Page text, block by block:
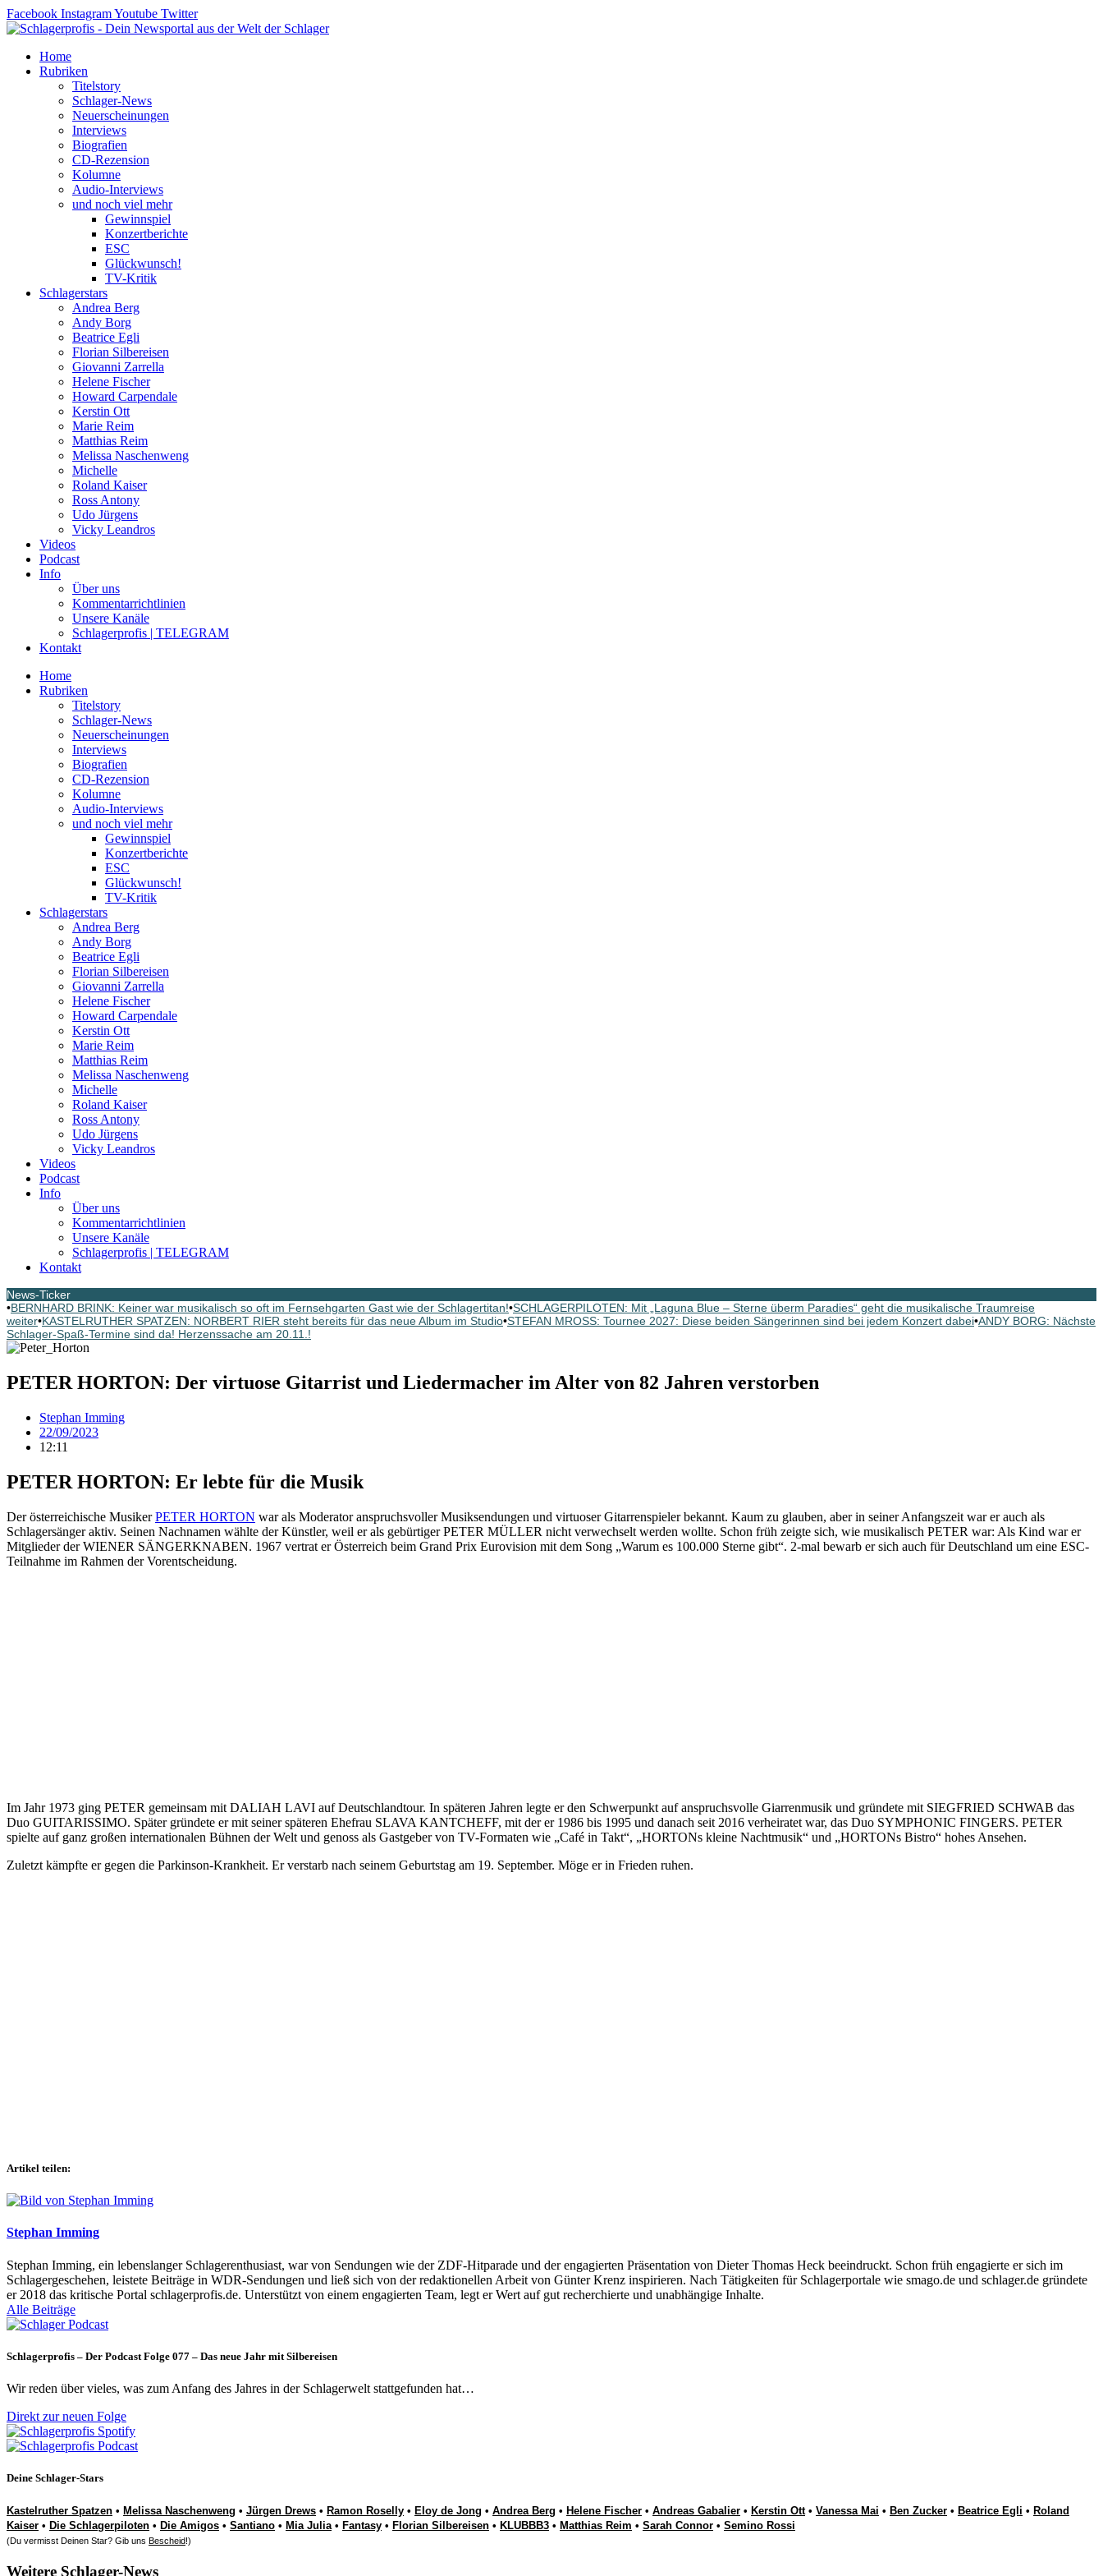
Zum
Inhalt
Facebook InstagramYoutube Twitter
Home
Rubriken
Titelstory
Schlager-News
Neuerscheinungen
Interviews
Biografien
CD-Rezension
Kolumne
Audio-Interviews
und noch viel mehr
Gewinnspiel
Konzertberichte
ESC
Glückwunsch!
TV-Kritik
Schlagerstars
Andrea Berg
Andy Borg
Beatrice Egli
Florian Silbereisen
Giovanni Zarrella
Helene Fischer
Howard Carpendale
Kerstin Ott
Marie Reim
Matthias Reim
Melissa Naschenweng
Michelle
Roland Kaiser
Ross Antony
Udo Jürgens
Vicky Leandros
Videos
Podcast
Info
Über uns
Kommentarrichtlinien
Unsere Kanäle
Schlagerprofis | TELEGRAM
Kontakt
Home
Rubriken
Titelstory
Schlager-News
Neuerscheinungen
Interviews
Biografien
CD-Rezension
Kolumne
Audio-Interviews
und noch viel mehr
Gewinnspiel
Konzertberichte
ESC
Glückwunsch!
TV-Kritik
Schlagerstars
Andrea Berg
Andy Borg
Beatrice Egli
Florian Silbereisen
Giovanni Zarrella
Helene Fischer
Howard Carpendale
Kerstin Ott
Marie Reim
Matthias Reim
Melissa Naschenweng
Michelle
Roland Kaiser
Ross Antony
Udo Jürgens
Vicky Leandros
Videos
Podcast
Info
Über uns
Kommentarrichtlinien
Unsere Kanäle
Schlagerprofis | TELEGRAM
Kontakt
News-Ticker
•BERNHARD BRINK: Keiner war musikalisch so oft im Fernsehgarten Gast wie der Schlagertitan!•SCHLAGERPILOTEN: Mit „Laguna Blue – Sterne überm Paradies“ geht die musikalische Traumreise
weiter•KASTELRUTHER SPATZEN: NORBERT RIER steht bereits für das neue Album im Studio•STEFAN MROSS: Tournee 2027: Diese beiden Sängerinnen sind bei jedem Konzert dabei•ANDY BORG: Nächste
Schlager-Spaß-Termine sind da! Herzenssache am 20.11.!
PETER HORTON: Der virtuose Gitarrist und Liedermacher im Alter von 82 Jahren verstorben
Stephan Imming
22/09/2023
12:11
PETER HORTON: Er lebte für die Musik
Der österreichische MusikerPETER HORTON war als Moderator anspruchsvoller Musiksendungen und virtuoser Gitarrenspieler bekannt. Kaum zu glauben, aber in seiner Anfangszeit war er auch als
Schlagersänger aktiv. Seinen Nachnamen wählte der Künstler, weil er als gebürtiger PETER MÜLLER nicht verwechselt werden wollte. Schon früh zeigte sich, wie musikalisch PETER war: Als Kind war er
Mitglieder der WIENER SÄNGERKNABEN. 1967 vertrat er Österreich beim Grand Prix Eurovision mit dem Song „Warum es 100.000 Sterne gibt“. 2-mal bewarb er sich auch für Deutschland um eine ESC-
Teilnahme im Rahmen der Vorentscheidung.
Im Jahr 1973 ging PETER gemeinsam mit DALIAH LAVI auf Deutschlandtour. In späteren Jahren legte er den Schwerpunkt auf anspruchsvolle Giarrenmusik und gründete mit SIEGFRIED SCHWAB das
Duo GUITARISSIMO. Später gründete er mit seiner späteren Ehefrau SLAVA KANTCHEFF, mit der er 1986 bis 1995 und danach seit 2016 verheiratet war, das Duo SYMPHONIC FINGERS. PETER
spielte auf ganz großen internationalen Bühnen der Welt und genoss als Gastgeber von TV-Formaten wie „Café in Takt“, „HORTONs kleine Nachtmusik“ und „HORTONs Bistro“ hohes Ansehen.
Zuletzt kämpfte er gegen die Parkinson-Krankheit. Er verstarb nach seinem Geburtstag am 19. September. Möge er in Frieden ruhen.
Artikel teilen:
Stephan Imming
Stephan Imming, ein lebenslanger Schlagerenthusiast, war von Sendungen wie der ZDF-Hitparade und der engagierten Präsentation von Dieter Thomas Heck beeindruckt. Schon früh engagierte er sich im
Schlagergeschehen, leistete Beiträge in WDR-Sendungen und ließ sich von der redaktionellen Arbeit von Günter Krenz inspirieren. Nach Tätigkeiten für Schlagerportale wie smago.de und schlager.de gründete
er 2018 das kritische Portal schlagerprofis.de. Unterstützt von einem engagierten Team, legt er Wert auf gut recherchierte und unabhängige Inhalte.
Alle Beiträge
Schlagerprofis – Der Podcast Folge 077 – Das neue Jahr mit Silbereisen
Wir reden über vieles, was zum Anfang des Jahres in der Schlagerwelt stattgefunden hat…
Direkt zur neuen Folge
Deine Schlager-Stars
Kastelruther Spatzen • Melissa Naschenweng • Jürgen Drews • Ramon Roselly • Eloy de Jong • Andrea Berg • Helene Fischer • Andreas Gabalier • Kerstin Ott• Vanessa Mai • Ben Zucker • Beatrice Egli • Roland
Kaiser • Die Schlagerpiloten • Die Amigos • Santiano • Mia Julia• Fantasy • Florian Silbereisen • KLUBBB3 • Matthias Reim • Sarah Connor • Semino Rossi
(Du vermisst Deinen Star? Gib uns Bescheid!)
Weitere Schlager-News